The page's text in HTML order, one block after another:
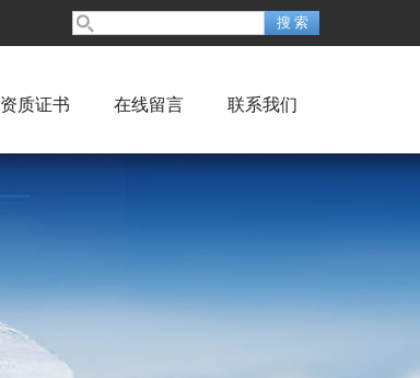
资质证书 在线留言 联系我们